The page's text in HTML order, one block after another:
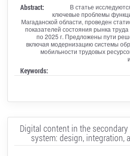
Abstract:
В статье
ключевые проблемы
Магаданской области, проведен
показателей состояния рынка
по 2025 г. Предложены пути
включая модернизацию системы
мобильности трудовых
Keywords:
Digital content in the
system: design, integration,